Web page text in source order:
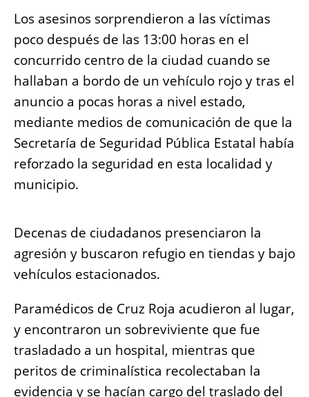
Los asesinos sorprendieron a las víctimas
poco después de las 13:00 horas en el
concurrido centro de la ciudad cuando se
hallaban a bordo de un vehículo rojo y tras el
anuncio a pocas horas a nivel estado,
mediante medios de comunicación de que la
Secretaría de Seguridad Pública Estatal había
reforzado la seguridad en esta localidad y
municipio.
Decenas de ciudadanos presenciaron la
agresión y buscaron refugio en tiendas y bajo
vehículos estacionados.
Paramédicos de Cruz Roja acudieron al lugar,
y encontraron un sobreviviente que fue
trasladado a un hospital, mientras que
peritos de criminalística recolectaban la
evidencia y se hacían cargo del traslado del